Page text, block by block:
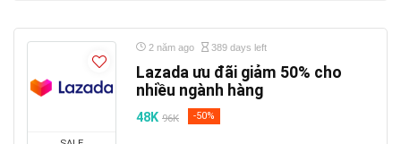
2 năm ago 389 days left
Lazada ưu đãi giảm 50% cho
nhiều ngành hàng
48K 96K -50%